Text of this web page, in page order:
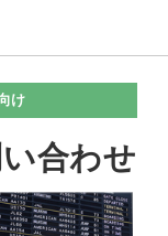
け
合わせ